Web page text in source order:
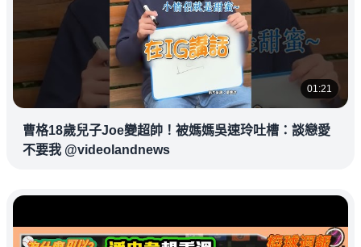
01:21
曹格18歲兒子Joe變超帥！被媽媽吳速玲吐槽：談戀愛
不要我 @videolandnews